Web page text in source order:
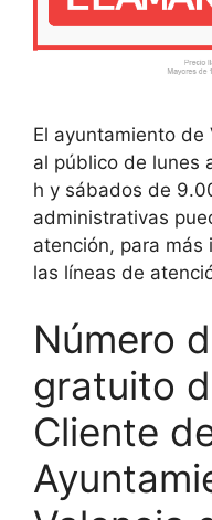
El ayuntamiento
al público de lunes
h y sábados de
administrativas
atención, para más
las líneas de
Número
gratuito
Cliente